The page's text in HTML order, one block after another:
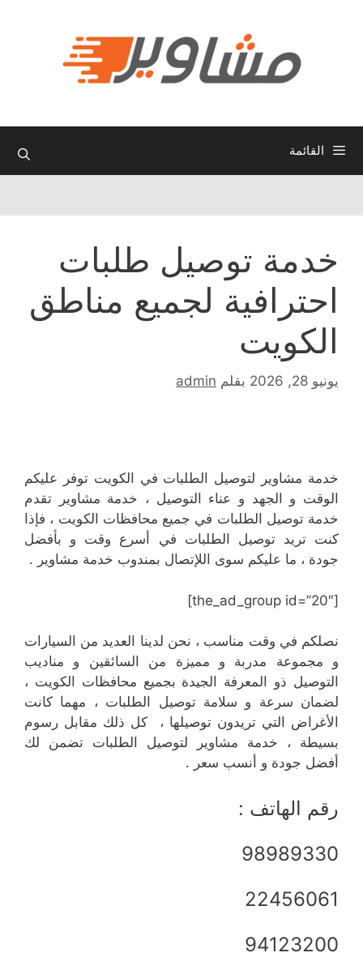
القائمة
خدمة توصيل طلبات
احترافية لجميع مناطق
الكويت
يونيو 28, 2026 بقلم admin
خدمة مشاوير لتوصيل الطلبات في الكويت توفر عليكم
الوقت و الجهد و عناء التوصيل ، خدمة مشاوير تقدم
خدمة توصيل الطلبات في جميع محافظات الكويت ، فإذا
كنت تريد توصيل الطلبات في أسرع وقت و بأفضل
جودة ، ما عليكم سوى اللإتصال بمندوب خدمة مشاوير .
[the_ad_group id=”20″]
نصلكم في وقت مناسب ، نحن لدينا العديد من السيارات
و مجموعة مدربة و مميزة من السائقين و مناديب
التوصيل ذو المعرفة الجيدة بجميع محافظات الكويت ،
لضمان سرعة و سلامة توصيل الطلبات ، مهما كانت
الأغراض التي تريدون توصيلها ، كل ذلك مقابل رسوم
بسيطة ، خدمة مشاوير لتوصيل الطلبات تضمن لك
أفضل جودة و أنسب سعر .
رقم الهاتف :
98989330
22456061
94123200